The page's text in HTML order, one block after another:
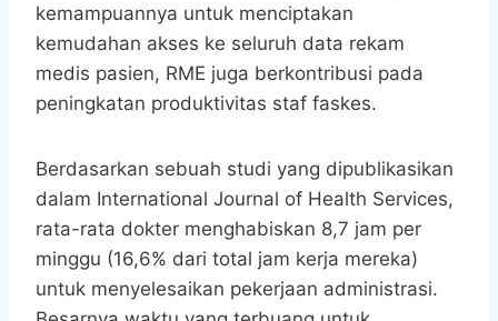
kemampuannya untuk menciptakan
kemudahan akses ke seluruh data rekam
medis pasien, RME juga berkontribusi pada
peningkatan produktivitas staf faskes.
Berdasarkan sebuah studi yang dipublikasikan
dalam International Journal of Health Services,
rata-rata dokter menghabiskan 8,7 jam per
minggu (16,6% dari total jam kerja mereka)
untuk menyelesaikan pekerjaan administrasi.